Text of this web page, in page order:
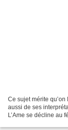
Ce sujet mérite
aussi de ses
L’Ame se décline au